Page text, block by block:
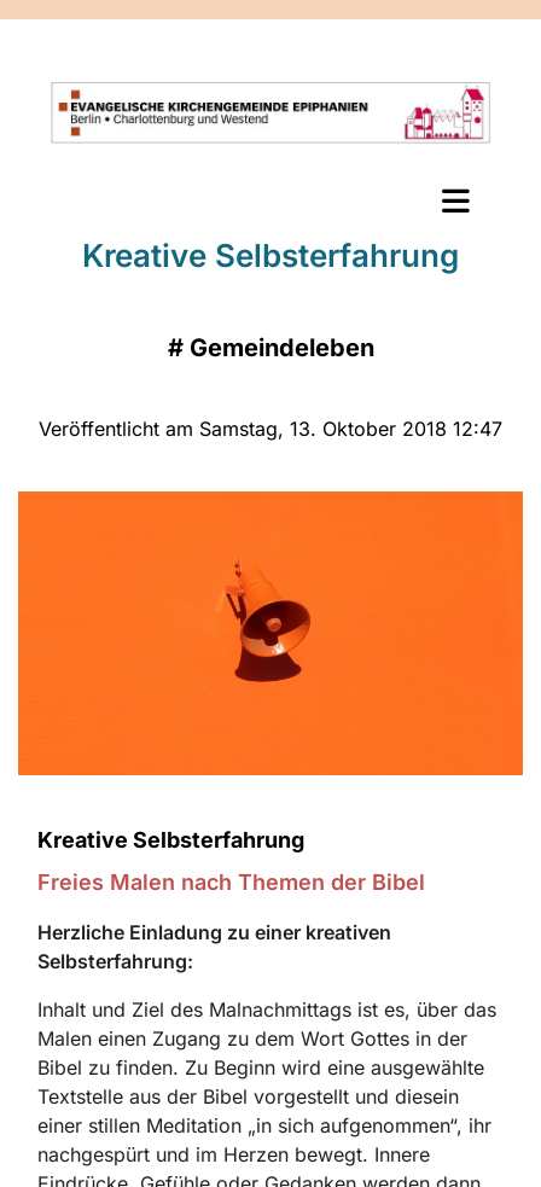
Kreative Selbsterfahrung
# Gemeindeleben
Veröffentlicht am Samstag, 13. Oktober 2018 12:47
Kreative Selbsterfahrung
Freies Malen nach Themen der Bibel
Herzliche Einladung zu einer kreativen
Selbsterfahrung:
Inhalt und Ziel des Malnachmittags ist es, über das
Malen einen Zugang zu dem Wort Gottes in der
Bibel zu finden. Zu Beginn wird eine ausgewählte
Textstelle aus der Bibel vorgestellt und diesein
einer stillen Meditation „in sich aufgenommen“, ihr
nachgespürt und im Herzen bewegt. Innere